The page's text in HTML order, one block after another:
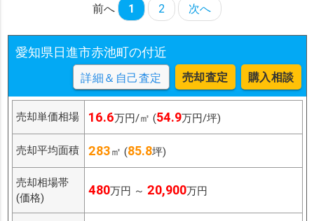
前へ 1 2 次へ
愛知県日進市赤池町の付近
詳細＆自己査定 売却査定 購入相談
売却単価相場 16.6万円/㎡ (54.9万円/坪)
売却平均面積 283㎡ (85.8坪)
売却相場帯
(価格)
480万円 ～ 20,900万円